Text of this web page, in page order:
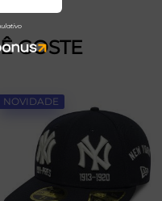
GOSTE
NOVIDADE